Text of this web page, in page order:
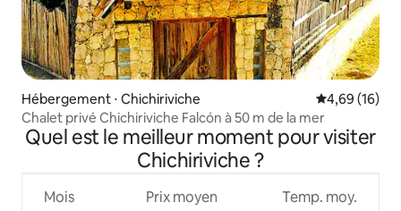
Hébergement ⋅ Chichiriviche Évaluation
4,69 (16)
Chalet privé Chichiriviche Falcón à 50 m de la mer
Quel est le meilleur moment pour visiter
Chichiriviche ?
Mois Prix moyen Temp. moy.